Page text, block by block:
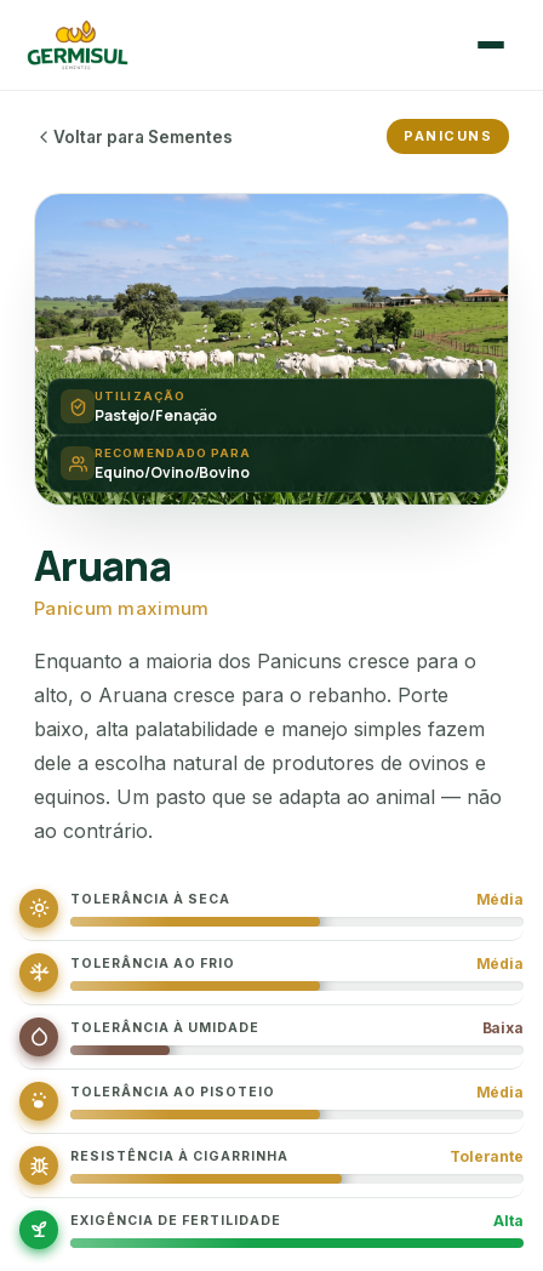
🇧🇷Português Español
Quem Somos
Sementes
Blog
Contato
comercial@germisul.com.br
Voltar para Sementes PANICUNS
UTILIZAÇÃO
Pastejo/Fenação
RECOMENDADO PARA
Equino/Ovino/Bovino
Aruana
Panicum maximum
Enquanto a maioria dos Panicuns cresce para o
alto, o Aruana cresce para o rebanho. Porte
baixo, alta palatabilidade e manejo simples fazem
dele a escolha natural de produtores de ovinos e
equinos. Um pasto que se adapta ao animal — não
ao contrário.
TOLERÂNCIA À SECA Média
TOLERÂNCIA AO FRIO Média
TOLERÂNCIA À UMIDADE Baixa
TOLERÂNCIA AO PISOTEIO Média
RESISTÊNCIA À CIGARRINHA Tolerante
EXIGÊNCIA DE FERTILIDADE Alta